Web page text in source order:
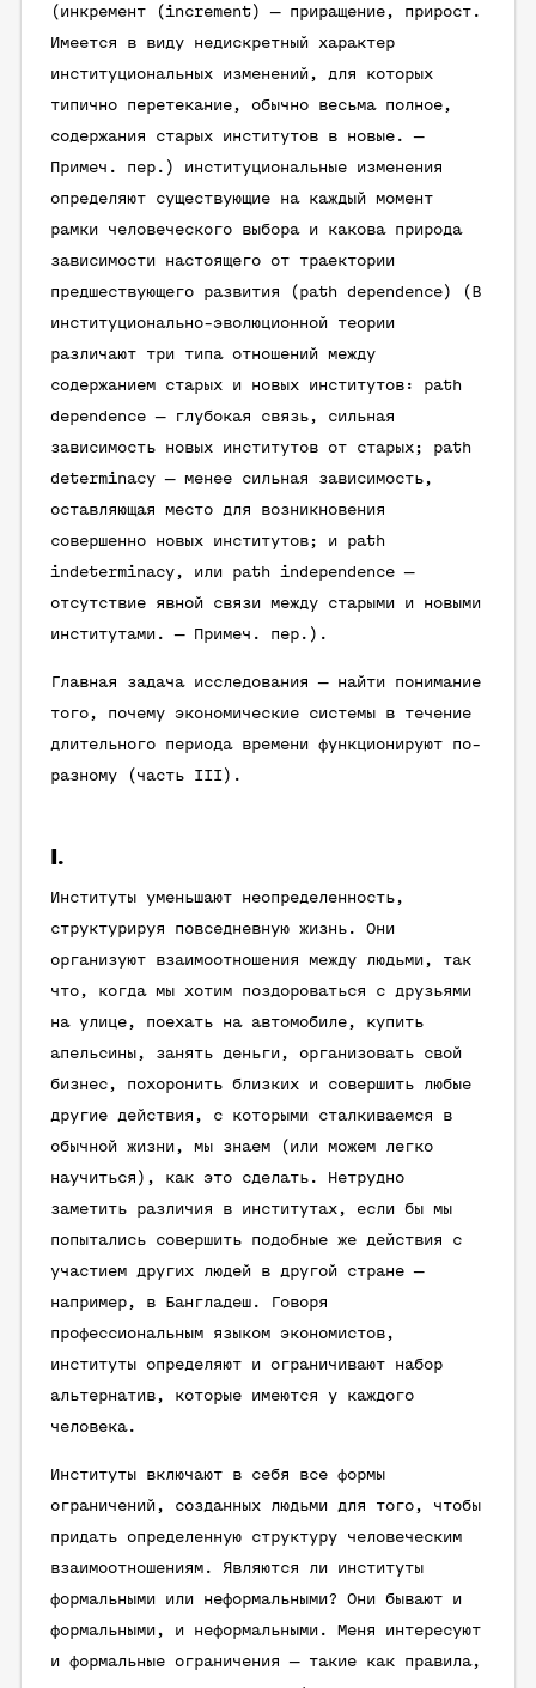
(инкремент (increment) — приращение, прирост.
Имеется в виду недискретный характер
институциональных изменений, для которых
типично перетекание, обычно весьма полное,
содержания старых институтов в новые. —
Примеч. пер. ) институциональные изменения
определяют существующие на каждый момент
рамки человеческого выбора и какова природа
зависимости настоящего от траектории
предшествующего развития (path dependence) (В
институционально-эволюционной теории
различают три типа отношений между
содержанием старых и новых институтов: path
dependence — глубокая связь, сильная
зависимость новых институтов от старых; path
determinacy — менее сильная зависимость,
оставляющая место для возникновения
совершенно новых институтов; и path
indeterminacy, или path independence —
отсутствие явной связи между старыми и новыми
институтами. —
Примеч. пер. ).
Главная задача исследования — найти понимание
того, почему экономические системы в течение
длительного периода времени функционируют по-
разному (часть III).
I.
Институты уменьшают неопределенность,
структурируя повседневную жизнь. Они
организуют взаимоотношения между людьми, так
что, когда мы хотим поздороваться с друзьями
на улице, поехать на автомобиле, купить
апельсины, занять деньги, организовать свой
бизнес, похоронить близких и совершить любые
другие действия, с которыми сталкиваемся в
обычной жизни, мы знаем (или можем легко
научиться), как это сделать. Нетрудно
заметить различия в институтах, если бы мы
попытались совершить подобные же действия с
участием других людей в другой стране —
например, в Бангладеш. Говоря
профессиональным языком экономистов,
институты определяют и ограничивают набор
альтернатив, которые имеются у каждого
человека.
Институты включают в себя все формы
ограничений, созданных людьми для того, чтобы
придать определенную структуру человеческим
взаимоотношениям. Являются ли институты
формальными или неформальными? Они бывают и
формальными, и неформальными. Меня интересуют
и формальные ограничения — такие как правила,